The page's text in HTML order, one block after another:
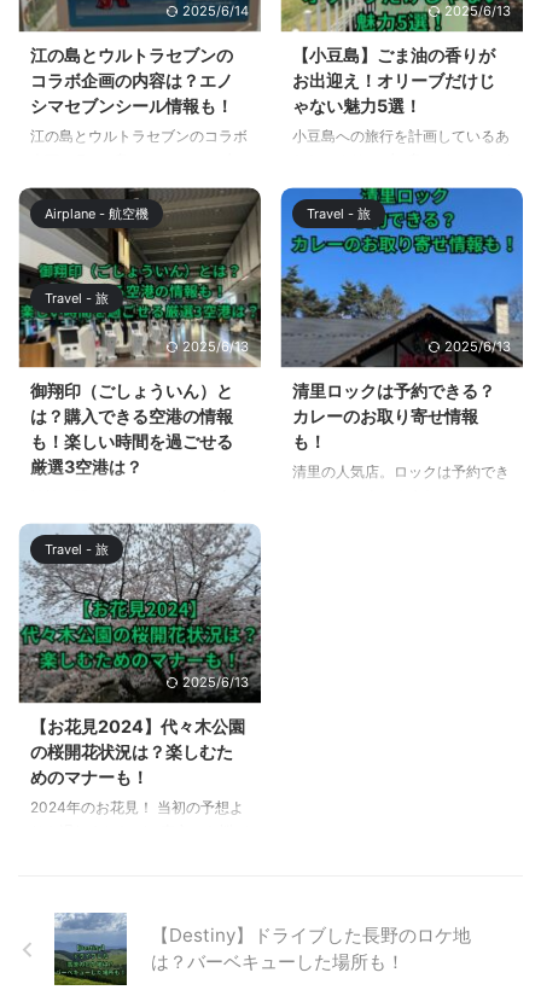
2025/6/14
江の島とウルトラセブンの
コラボ企画の内容は？エノ
シマセブンシール情報も！
江の島とウルトラセブンのコラボ
めぐり 〜ウルトラセブンと怪獣
たちの物語〜 が、江の島と周辺
エリアで開催されています。 こ
の記事では、企画の主な内容と特
典シール（エノシマセブンシー
ル）の情報をお伝えします。 江
の島とウルトラセブンのコラボ企
画の内容は？ 江の島とウルトラ
エノシマセブンめぐりは、ウルト
ラセブン55周年を記念して、江
の島に関連する7つの島と怪獣た
ちをテーマにしたスタンプラリー
す。その内容を以下の表にまとめ
...
2025/6/13
【小豆島】ごま油の香りが
お出迎え！オリーブだけじ
ゃない魅力5選！
小豆島への旅行を計画しているあ
ある小豆島ですが、実は、この島
にはオリーブ以上に魅力がありま
す。 たとえば、小豆島の港に着
いた瞬間に漂うごま油の香ばしい
香り。 この記事では、そんな小
豆島の魅力を5つのポイントで紹
介します。 【小豆島】ごま油の
香りがお出迎え！ 小豆島は、瀬
オリーブ園や美しい海岸線が魅力
です。伝統的な醤油蔵や手延べそ
うめんの工場を訪れ、職人技に触
れることができます。四季折々の
Airplane - 航空機
Travel - 旅
2025/6/13
御翔印（ごしょういん）と
は？購入できる空港の情報
も！楽しい時間を過ごせる
厳選3空港は？
授かることは一般的になっていま
すが、御翔印（ごしょういん）に
ついては、初めて聞いたという方
も多いはず。 現在、御翔印（ご
しょういん）は、JALグループが
就航する国内55空港で購入する
ことができます。 この記事で
は、御翔印（ごしょういん）とは
何か？また、購入できる空港と、
楽しい時間を過ごせる厳選3空港
の情報をお伝えします。 御翔印
（ごしょういん）とは？ 御翔印
とは、日本航空（JAL）とJTBが
Travel - 旅
2025/6/13
清里ロックは予約できる？
カレーのお取り寄せ情報
も！
清里の人気店。ロックは予約でき
Travel - 旅
2025/6/13
【お花見2024】代々木公園
の桜開花状況は？楽しむた
めのマナーも！
2024年のお花見！ 当初の予想よ
楽しめそうです。 この記事で
は、東京のお花見スポットであ
る、代々木公園の開花状況と、お
【Destiny】ドライブした長野のロケ地
は？バーベキューした場所も！